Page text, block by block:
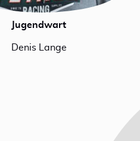
Jugendwart
Denis Lange